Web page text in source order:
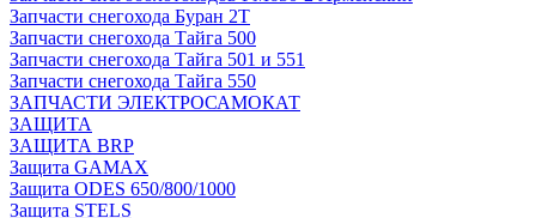
Запчасти снегохода Буран 2Т
Запчасти снегохода Тайга 500
Запчасти снегохода Тайга 501 и 551
Запчасти снегохода Тайга 550
ЗАПЧАСТИ ЭЛЕКТРОСАМОКАТ
ЗАЩИТА
ЗАЩИТА BRP
Защита GAMAX
Защита ODES 650/800/1000
Защита STELS